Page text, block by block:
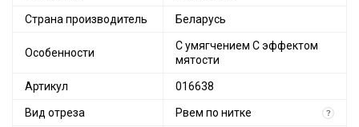
Страна производитель Беларусь
Особенности
С умягчением С эффектом
мятости
Артикул 016638
Вид отреза Рвем по нитке ?